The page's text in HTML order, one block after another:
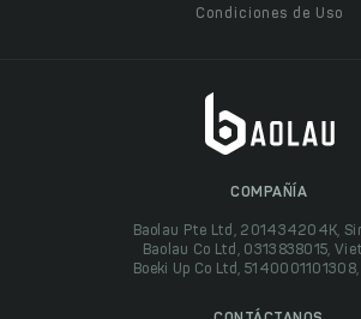
Condiciones de Uso
COMPAÑÍA
Baolau Pte Ltd, 201434204K,
Baolau Co Ltd, 0313838015,
Boeki Up Co Ltd,